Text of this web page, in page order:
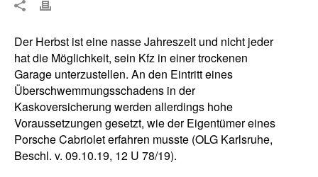
Der Herbst ist eine nasse Jahreszeit und nicht jeder
hat die Möglichkeit, sein Kfz in einer trockenen
Garage unterzustellen. An den Eintritt eines
Überschwemmungsschadens in der
Kaskoversicherung werden allerdings hohe
Voraussetzungen gesetzt, wie der Eigentümer eines
Porsche Cabriolet erfahren musste (OLG Karlsruhe,
Beschl. v. 09.10.19, 12 U 78/19).